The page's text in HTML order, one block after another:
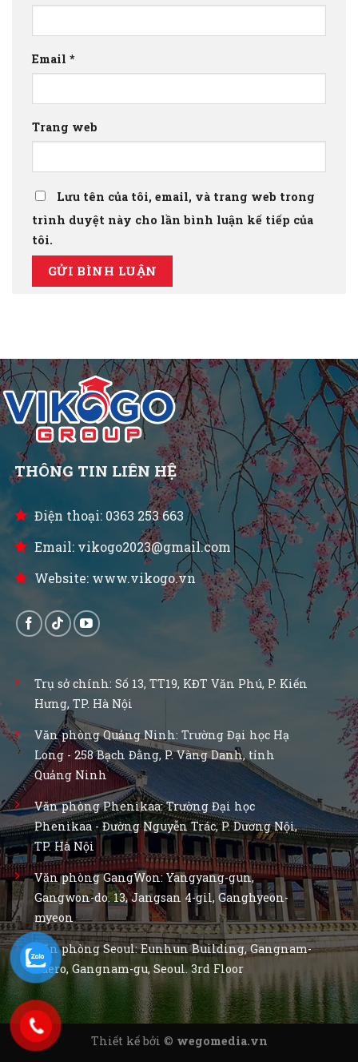
Email *
Trang web
Lưu tên của tôi, email, và trang web trong
trình duyệt này cho lần bình luận kế tiếp của
tôi.
THÔNG TIN LIÊN HỆ
Điện thoại: 0363 253 663
Email: vikogo2023@gmail.com
Website: www.vikogo.vn
Trụ sở chính: Số 13, TT19, KĐT Văn Phú, P. Kiến
Hưng, TP. Hà Nội
Văn phòng Quảng Ninh: Trường Đại học Hạ
Long - 258 Bạch Đằng, P. Vàng Danh, tỉnh
Quảng Ninh
Văn phòng Phenikaa: Trường Đại học
Phenikaa - Đường Nguyễn Trác, P. Dương Nội,
TP. Hà Nội
Văn phòng GangWon: Yangyang-gun,
Gangwon-do. 13, Jangsan 4-gil, Ganghyeon-
myeon
Văn phòng Seoul: Eunhun Building, Gangnam-
daero, Gangnam-gu, Seoul. 3rd Floor
Thiết kế bởi © wegomedia.vn